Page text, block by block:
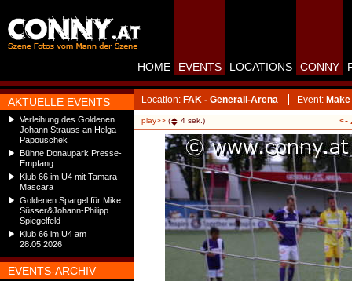
AKTUELLE EVENTS
Verleihung des Goldenen
Johann Strauss an Helga
Papouschek
Bühne Donaupark Presse-
Empfang
Klub 66 im U4 mit Tamara
Mascara
Goldenen Spargel für Mike
Süsser&Johann-Philipp
Spiegelfeld
Klub 66 im U4 am
28.05.2026
EVENTS-ARCHIV
HOME EVENTS LOCATIONS CONNY
Location: FAK - Generali-Arena Event:
play>> ( 4 sek.) <-